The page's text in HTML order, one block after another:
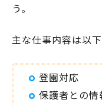
う。
主な仕事内容は以下
登園対応
保護者との情